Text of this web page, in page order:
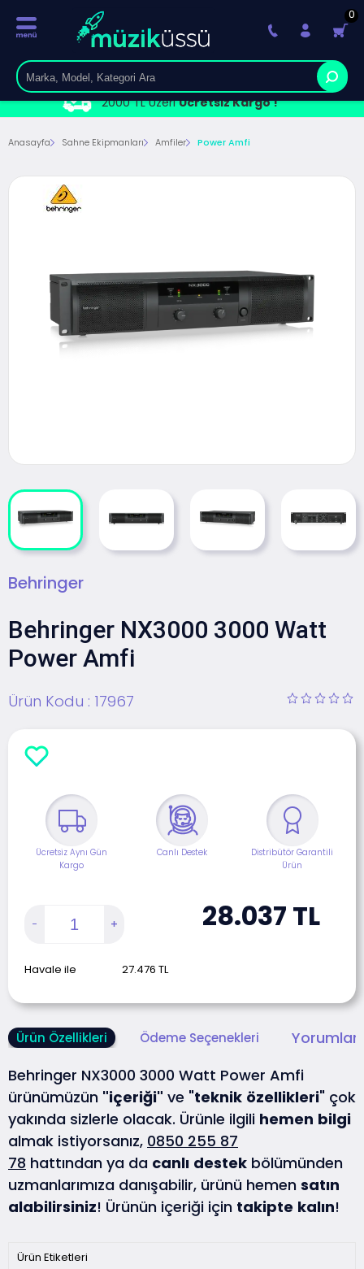
2000 TL ÜzeriÜcretsiz Kargo !
0
Anasayfa Sahne Ekipmanları Amfiler Power Amfi
Behringer
Behringer NX3000 3000 Watt
Power Amfi
Ürün Kodu : 17967
Ücretsiz Aynı Gün
Kargo
Canlı Destek
Distribütör Garantili
Ürün
28.037 TL
Havale ile 27.476 TL
Ürün Özellikleri Ödeme Seçenekleri
Behringer NX3000 3000 Watt Power Amfi
ürünümüzün "içeriği" ve "teknik özellikleri" çok
yakında sizlerle olacak. Ürünle ilgili hemen bilgi
almak istiyorsanız, 0850 255 87
78 hattından ya da canlı destek bölümünden
uzmanlarımıza danışabilir, ürünü hemen satın
alabilirsiniz! Ürünün içeriği için takipte kalın!
Ürün Etiketleri